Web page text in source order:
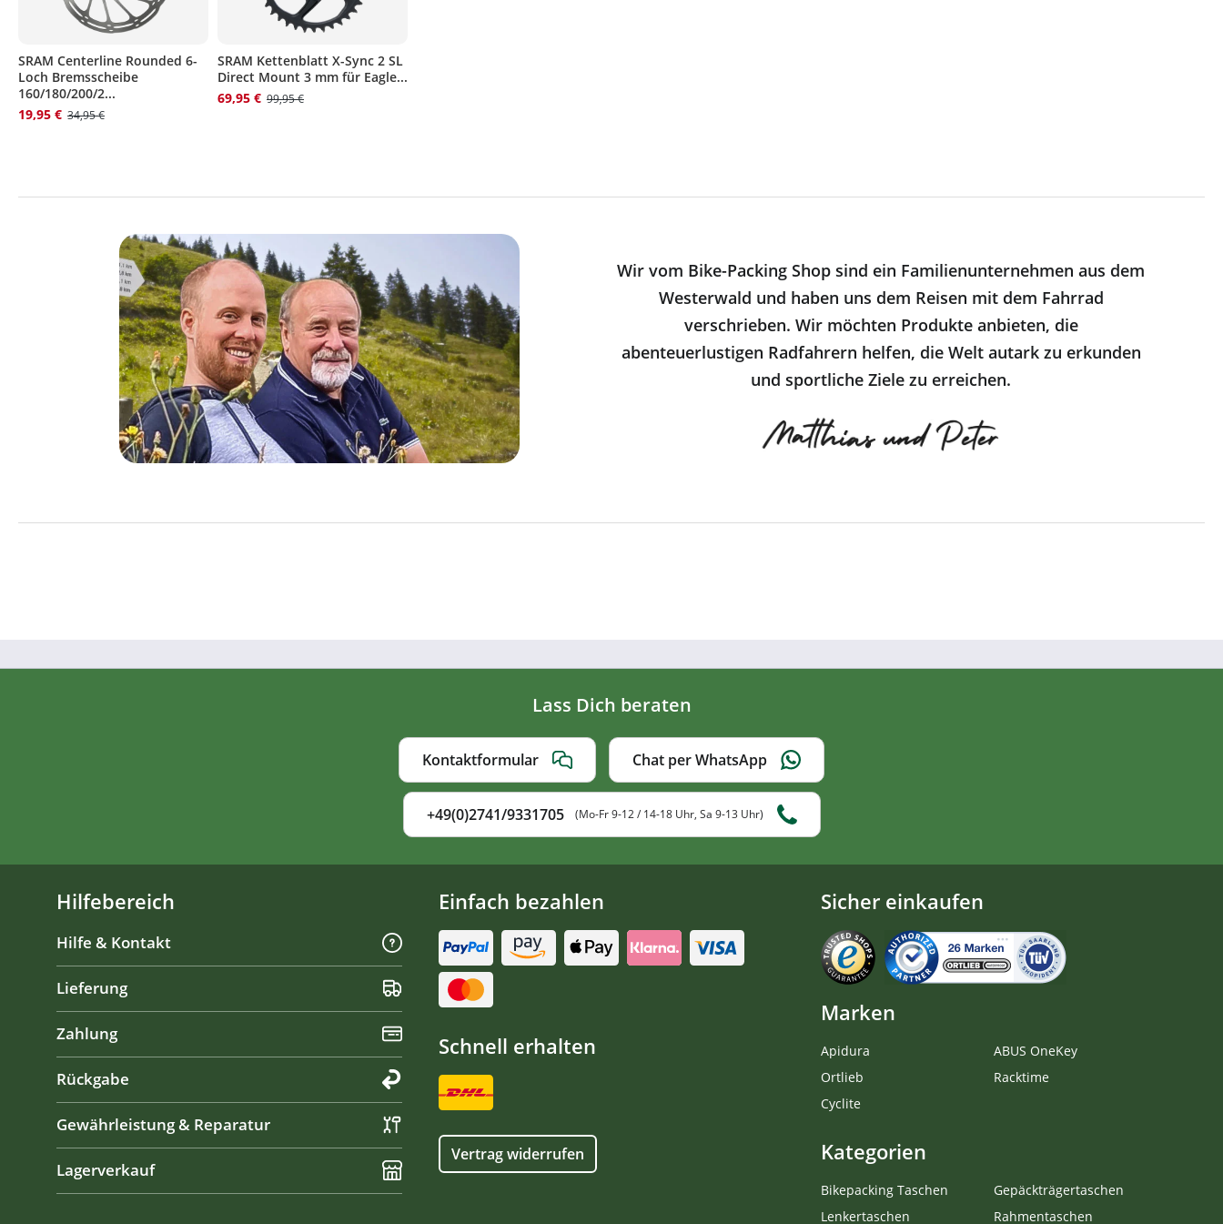
SRAM Centerline Rounded 6-
Loch Bremsscheibe
160/180/200/2...
19,95 € 34,95 €
SRAM Kettenblatt X-Sync 2 SL
Direct Mount 3 mm für Eagle...
69,95 € 99,95 €
Wir vom Bike-Packing Shop sind ein Familienunternehmen aus dem
Westerwald und haben uns dem Reisen mit dem Fahrrad
verschrieben. Wir möchten Produkte anbieten, die
abenteuerlustigen Radfahrern helfen, die Welt autark zu erkunden
und sportliche Ziele zu erreichen.
Lass Dich beraten
Kontaktformular Chat per WhatsApp
+49(0)2741/9331705 (Mo-Fr 9-12 / 14-18 Uhr, Sa 9-13 Uhr)
Hilfebereich
Hilfe & Kontakt
Lieferung
Zahlung
Rückgabe
Gewährleistung & Reparatur
Lagerverkauf
Einfach bezahlen
Schnell erhalten
Vertrag widerrufen
Sicher einkaufen
Marken
Apidura
Ortlieb
Cyclite
ABUS OneKey
Racktime
Kategorien
Bikepacking Taschen
Lenkertaschen
Gepäckträgertaschen
Rahmentaschen